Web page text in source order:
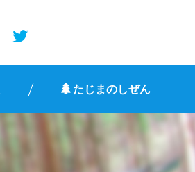
たじまのしぜん